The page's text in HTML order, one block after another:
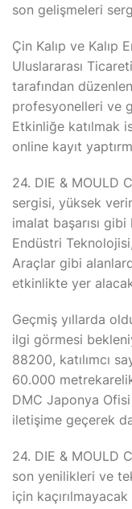
son gelişmeleri
Çin Kalıp ve Kalıp
Uluslararası
tarafından
profesyonelleri ve
Etkinliğe katılmak
online kayıt
24. DIE & MOULD
sergisi, yüksek
imalat başarısı
Endüstri
Araçlar gibi
etkinlikte yer
Geçmiş yıllarda
ilgi görmesi
88200, katılımcı
60.000
DMC Japonya
iletişime geçerek
24. DIE & MOULD
son yenilikleri ve
için